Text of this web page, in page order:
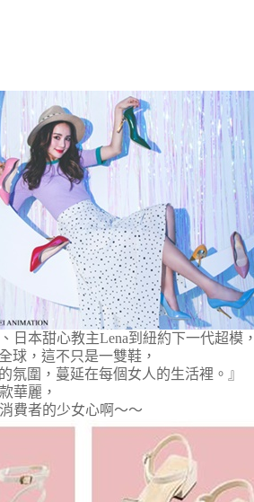
日本甜心教主Lena到紐約下一代超模
球，這不只是一雙鞋，
氛圍，蔓延在每個女人的生活裡。』
華麗，
費者的少女心啊～～